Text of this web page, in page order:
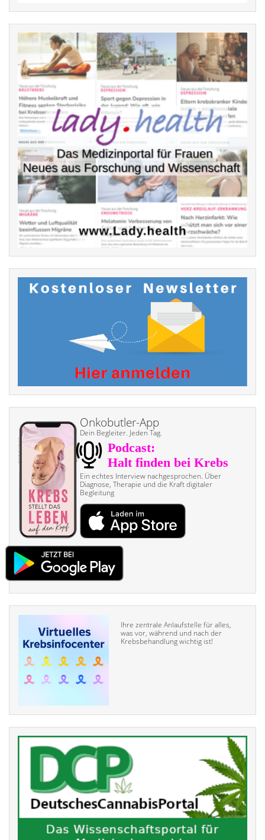
Onkobutler-App
Dein Begleiter. Jeden Tag.
Ein echtes Interview nach­gesprochen. Über
Diagnose, Therapie und die Kraft digitaler
Begleitung
Ihre zentrale Anlaufstelle für alles,
was vor, während und nach der
Krebsbehandlung wichtig ist!